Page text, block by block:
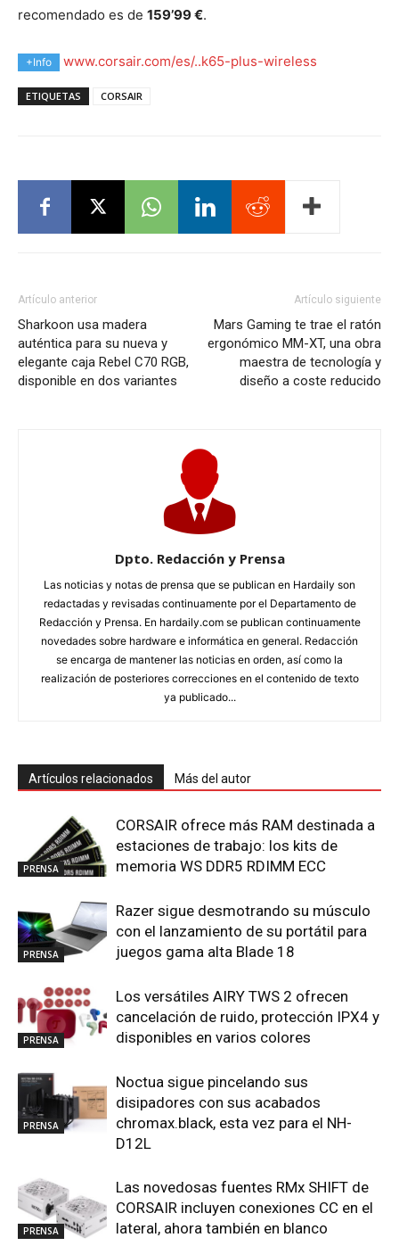
recomendado es de 159’99 €.
+Info www.corsair.com/es/..k65-plus-wireless
ETIQUETAS CORSAIR
Artículo anterior
Sharkoon usa madera
auténtica para su nueva y
elegante caja Rebel C70 RGB,
disponible en dos variantes
Artículo siguiente
Mars Gaming te trae el ratón
ergonómico MM-XT, una obra
maestra de tecnología y
diseño a coste reducido
Dpto. Redacción y Prensa
Las noticias y notas de prensa que se publican en Hardaily son
redactadas y revisadas continuamente por el Departamento de
Redacción y Prensa. En hardaily.com se publican continuamente
novedades sobre hardware e informática en general. Redacción
se encarga de mantener las noticias en orden, así como la
realización de posteriores correcciones en el contenido de texto
ya publicado...
Artículos relacionados Más del autor
PRENSA
CORSAIR ofrece más RAM destinada a
estaciones de trabajo: los kits de
memoria WS DDR5 RDIMM ECC
PRENSA
Razer sigue desmotrando su músculo
con el lanzamiento de su portátil para
juegos gama alta Blade 18
PRENSA
Los versátiles AIRY TWS 2 ofrecen
cancelación de ruido, protección IPX4 y
disponibles en varios colores
PRENSA
Noctua sigue pincelando sus
disipadores con sus acabados
chromax.black, esta vez para el NH-
D12L
PRENSA
Las novedosas fuentes RMx SHIFT de
CORSAIR incluyen conexiones CC en el
lateral, ahora también en blanco